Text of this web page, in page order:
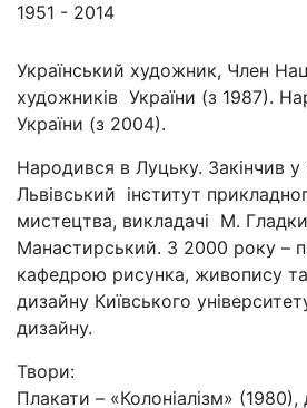
1951 - 2014
Український художник, Член
художників України (з 1987).
України (з 2004).
Народився в Луцьку. Закінчив у
Львівський інститут
мистецтва, викладачі М.
Манастирський. З 2000 року –
кафедрою рисунка, живопису та
дизайну Київського
дизайну.
Твори:
Плакати – «Колоніалізм»